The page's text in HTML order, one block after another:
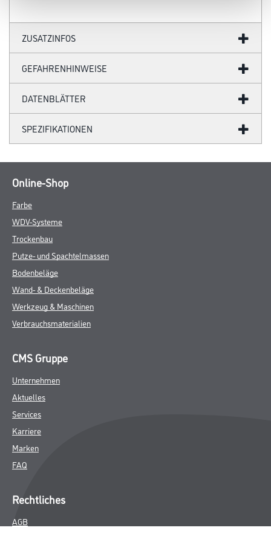
ZUSATZINFOS
GEFAHRENHINWEISE
DATENBLÄTTER
SPEZIFIKATIONEN
Online-Shop
Farbe
WDV-Systeme
Trockenbau
Putze- und Spachtelmassen
Bodenbeläge
Wand- & Deckenbeläge
Werkzeug & Maschinen
Verbrauchsmaterialien
CMS Gruppe
Unternehmen
Aktuelles
Services
Karriere
Marken
FAQ
Rechtliches
AGB